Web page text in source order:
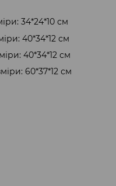
34*24*10 см
40*34*12 см
40*34*12 см
60*37*12 см